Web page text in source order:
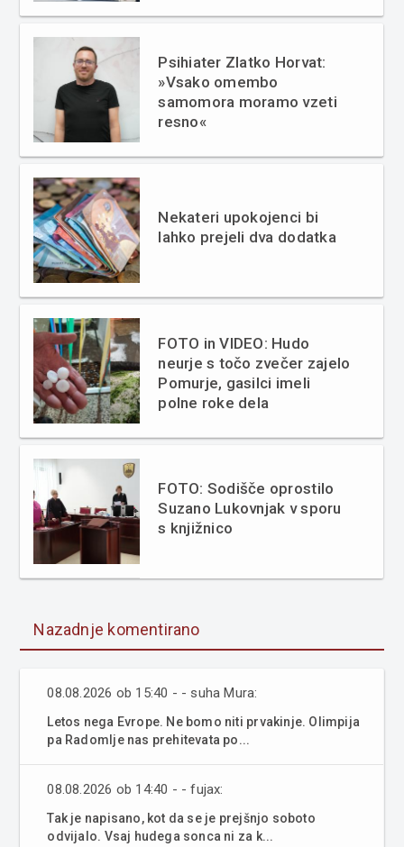
Psihiater Zlatko Horvat:
»Vsako omembo
samomora moramo vzeti
resno«
Nekateri upokojenci bi
lahko prejeli dva dodatka
FOTO in VIDEO: Hudo
neurje s točo zvečer zajelo
Pomurje, gasilci imeli
polne roke dela
FOTO: Sodišče oprostilo
Suzano Lukovnjak v sporu
s knjižnico
Nazadnje komentirano
08.08.2026 ob 15:40 - - suha Mura:
Letos nega Evrope. Ne bomo niti prvakinje. Olimpija
pa Radomlje nas prehitevata po...
08.08.2026 ob 14:40 - - fujax:
Tak je napisano, kot da se je prejšnjo soboto
odvijalo. Vsaj hudega sonca ni za k...